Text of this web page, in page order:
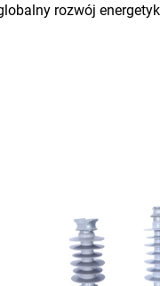
rozwój